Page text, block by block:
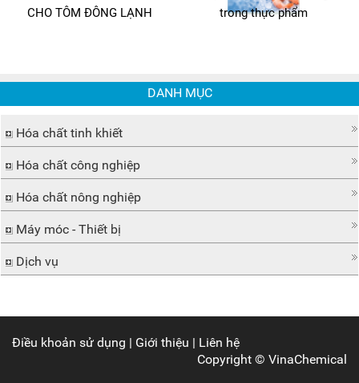
CHO TÔM ĐÔNG LẠNH
trong thực phẩm
DANH MỤC
Hóa chất tinh khiết
Hóa chất công nghiệp
Hóa chất nông nghiệp
Máy móc - Thiết bị
Dịch vụ
Điều khoản sử dụng | Giới thiệu | Liên hệ
Copyright © VinaChemical